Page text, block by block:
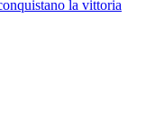
la vittoria